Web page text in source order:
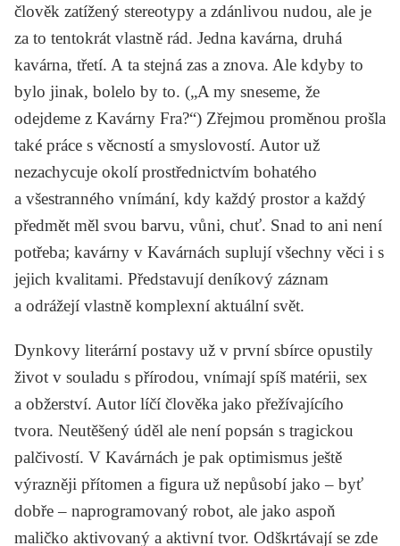
člověk zatížený stereotypy a zdánlivou nudou, ale je
za to tentokrát vlastně rád. Jedna kavárna, druhá
kavárna, třetí. A ta stejná zas a znova. Ale kdyby to
bylo jinak, bolelo by to. („A my sneseme, že
odejdeme z Kavárny Fra?“) Zřejmou proměnou prošla
také práce s věcností a smyslovostí. Autor už
nezachycuje okolí prostřednictvím bohatého
a všestranného vnímání, kdy každý prostor a každý
předmět měl svou barvu, vůni, chuť. Snad to ani není
potřeba; kavárny v Kavárnách suplují všechny věci i s
jejich kvalitami. Představují deníkový záznam
a odrážejí vlastně komplexní aktuální svět.
Dynkovy literární postavy už v první sbírce opustily
život v souladu s přírodou, vnímají spíš matérii, sex
a obžerství. Autor líčí člověka jako přežívajícího
tvora. Neutěšený úděl ale není popsán s tragickou
palčivostí. V Kavárnách je pak optimismus ještě
výrazněji přítomen a figura už nepůsobí jako – byť
dobře – naprogramovaný robot, ale jako aspoň
maličko aktivovaný a aktivní tvor. Odškrtávají se zde